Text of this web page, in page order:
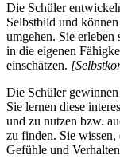
Die Schüler
Selbstbild und
umgehen. Sie
in die eigenen
einschätzen.
Die Schüler
Sie lernen diese
und zu nutzen bzw.
zu finden. Sie
Gefühle und